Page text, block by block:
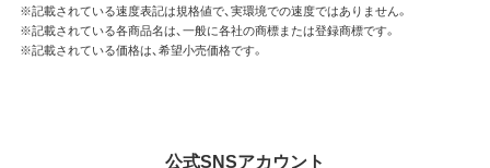
※記載されている速度表記は規格値で、実環境での速度ではありません。
※記載されている各商品名は、一般に各社の商標または登録商標です。
※記載されている価格は、希望小売価格です。
公式SNSアカウント